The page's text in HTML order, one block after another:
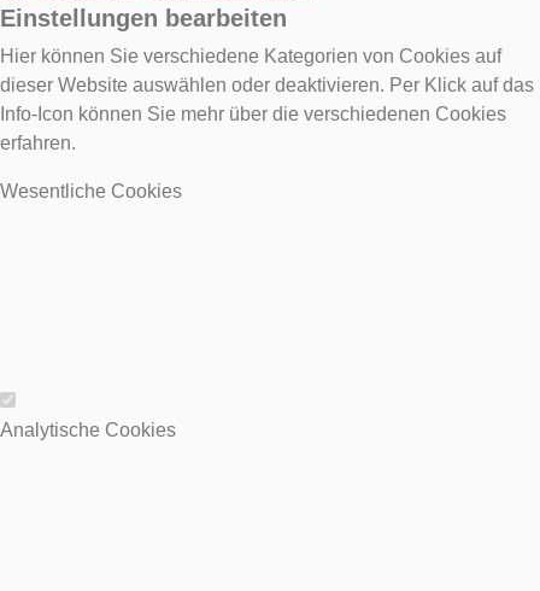
Einstellungen bearbeiten
Hier können Sie verschiedene Kategorien von Cookies auf
dieser Website auswählen oder deaktivieren. Per Klick auf das
Info-Icon können Sie mehr über die verschiedenen Cookies
erfahren.
Wesentliche Cookies
Wesentliche Cookies
Analytische Cookies